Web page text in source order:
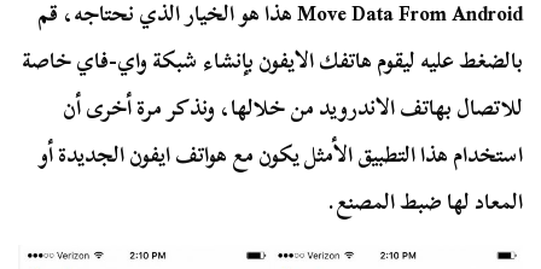
Move Data From Android هذا هو الخيار الذي نحتاجه، قم
بالضغط عليه ليقوم هاتفك الايفون بإنشاء شبكة واي-فاي خاصة
للاتصال بهاتف الاندرويد من خلالها، ونذكر مرة أخرى أن
استخدام هذا التطبيق الأمثل يكون مع هواتف ايفون الجديدة أو
المعاد لها ضبط المصنع.